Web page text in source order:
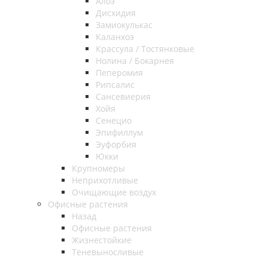
Дисхидия
Замиокулькас
Каланхоэ
Крассула / Тостянковые
Нолина / Бокарнея
Пеперомия
Рипсалис
Сансевиерия
Хойя
Сенецио
Эпифиллум
Эуфорбия
Юкки
Крупномеры
Неприхотливые
Очищающие воздух
Офисные растения
Назад
Офисные растения
Жизнестойкие
Теневыносливые